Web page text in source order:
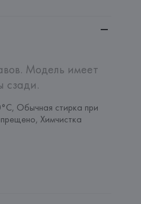
Модель имеет
сзади.
Обычная стирка при
Химчистка